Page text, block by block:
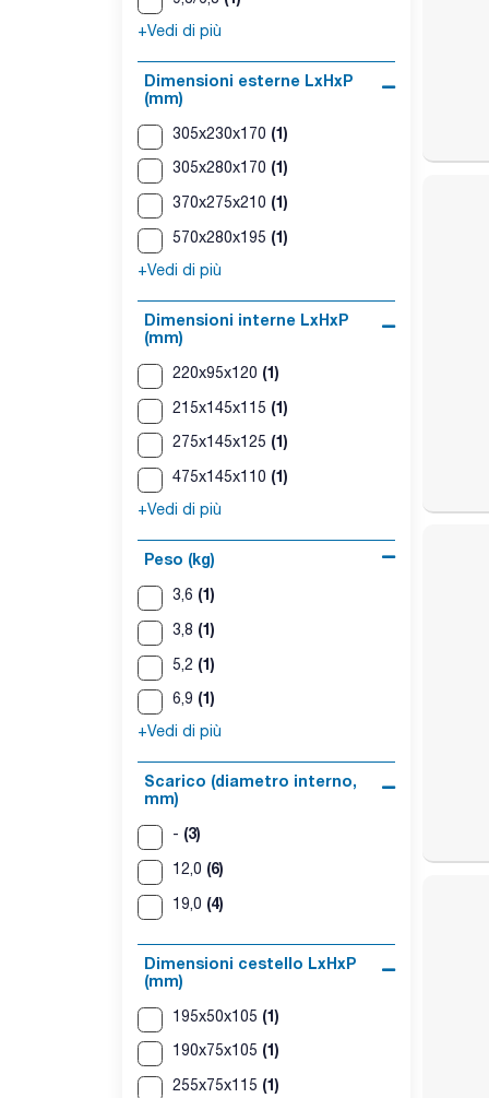
+Vedi di più
Dimensioni esterne LxHxP
(mm)
305x230x170 (1)
305x280x170 (1)
370x275x210 (1)
570x280x195 (1)
+Vedi di più
Dimensioni interne LxHxP
(mm)
220x95x120 (1)
215x145x115 (1)
275x145x125 (1)
475x145x110 (1)
+Vedi di più
Peso (kg)
3,6 (1)
3,8 (1)
5,2 (1)
6,9 (1)
+Vedi di più
Scarico (diametro interno,
mm)
- (3)
12,0 (6)
19,0 (4)
Dimensioni cestello LxHxP
(mm)
195x50x105 (1)
190x75x105 (1)
255x75x115 (1)